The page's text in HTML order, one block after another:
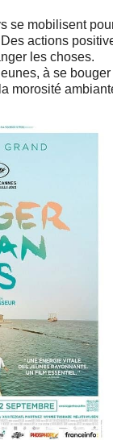
se mobilisent
actions
les choses.
à se
morosité